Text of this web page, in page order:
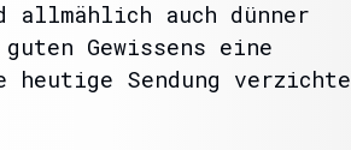
allmählich auch dünner
Gewissens eine
heutige Sendung verzichte